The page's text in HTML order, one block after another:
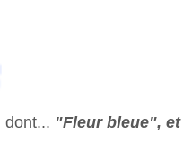
dont... "Fleur bleue",